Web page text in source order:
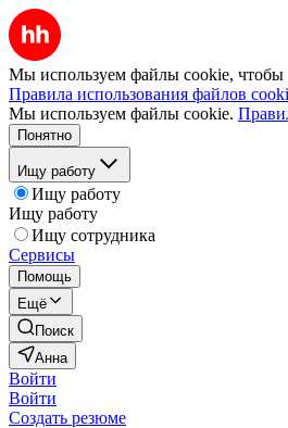
Мы используем файлы cookie, чтобы
Правила использования файлов
Мы используем файлы cookie.
Понятно
Ищу работу
Ищу работу
Ищу работу
Ищу сотрудника
Сервисы
Помощь
Ещё
Поиск
Анна
Войти
Войти
Создать резюме